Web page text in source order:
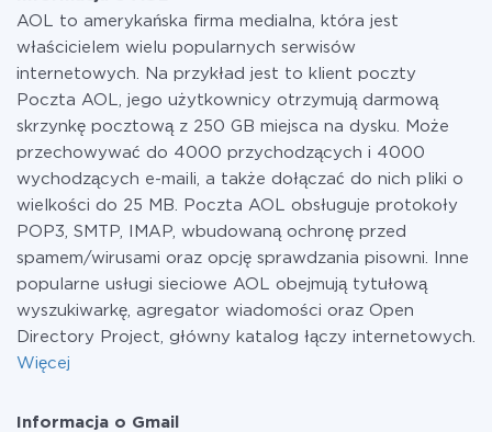
w razie potrzeby przełączyć się na płatną. Więcej
informacji otaryfach .
AOL to amerykańska firma medialna, która jest
właścicielem wielu popularnych serwisów
internetowych. Na przykład jest to klient poczty
Poczta AOL, jego użytkownicy otrzymują darmową
skrzynkę pocztową z 250 GB miejsca na dysku. Może
przechowywać do 4000 przychodzących i 4000
wychodzących e-maili, a także dołączać do nich pliki o
wielkości do 25 MB. Poczta AOL obsługuje protokoły
POP3, SMTP, IMAP, wbudowaną ochronę przed
spamem/wirusami oraz opcję sprawdzania pisowni. Inne
popularne usługi sieciowe AOL obejmują tytułową
wyszukiwarkę, agregator wiadomości oraz Open
Directory Project, główny katalog łączy internetowych.
Więcej
Informacja o Gmail